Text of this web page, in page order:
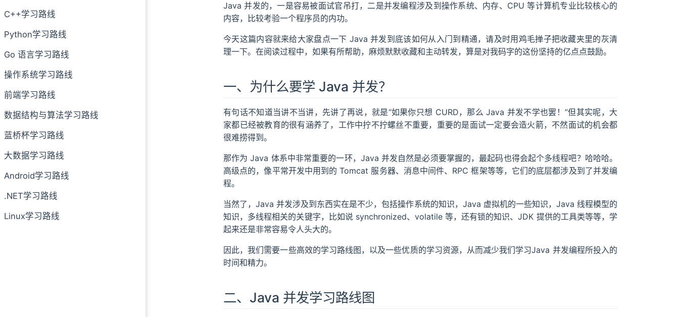
C++学习路线
Python学习路线
Go 语言学习路线
操作系统学习路线
前端学习路线
数据结构与算法学习路线
蓝桥杯学习路线
大数据学习路线
Android学习路线
.NET学习路线
Linux学习路线
Java 并发的，一是容易被面试官吊打，二是并发编程涉及到操作系统、内存、CPU 等计算机专业比较核心的
内容，比较考验一个程序员的内功。
今天这篇内容就来给大家盘点一下 Java 并发到底该如何从入门到精通，请及时用鸡毛掸子把收藏夹里的灰清
理一下。在阅读过程中，如果有所帮助，麻烦默默收藏和主动转发，算是对我码字的这份坚持的亿点点鼓励。
一、为什么要学 Java 并发？
有句话不知道当讲不当讲，先讲了再说，就是“如果你只想 CURD，那么 Java 并发不学也罢！”但其实呢，大
家都已经被教育的很有涵养了，工作中拧不拧螺丝不重要，重要的是面试一定要会造火箭，不然面试的机会都
很难捞得到。
那作为 Java 体系中非常重要的一环，Java 并发自然是必须要掌握的，最起码也得会起个多线程吧？哈哈哈。
高级点的，像平常开发中用到的 Tomcat 服务器、消息中间件、RPC 框架等等，它们的底层都涉及到了并发编
程。
当然了，Java 并发涉及到东西实在是不少，包括操作系统的知识，Java 虚拟机的一些知识，Java 线程模型的
知识，多线程相关的关键字，比如说 synchronized、volatile 等，还有锁的知识、JDK 提供的工具类等等，学
起来还是非常容易令人头大的。
因此，我们需要一些高效的学习路线图，以及一些优质的学习资源，从而减少我们学习Java 并发编程所投入的
时间和精力。
二、Java 并发学习路线图